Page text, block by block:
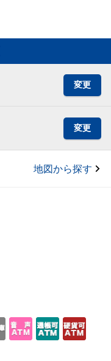
変更
変更
地図から探す